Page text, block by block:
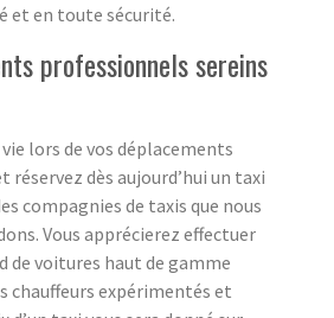
et en toute sécurité.
professionnels sereins
lors de vos déplacements
réservez dès aujourd’hui un taxi
compagnies de taxis que nous
Vous apprécierez effectuer
de voitures haut de gamme
chauffeurs expérimentés et